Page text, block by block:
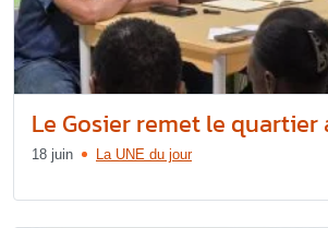
Le Gosier remet le quartier
18 juin La UNE du jour